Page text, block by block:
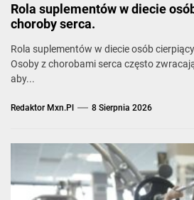
Rola suplementów w diecie
choroby serca.
Rola suplementów w diecie osób
Osoby z chorobami serca często
aby...
Redaktor Mxn.pl 8 Sierpnia 2026